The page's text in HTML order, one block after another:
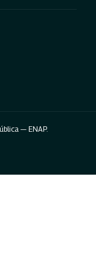
— ENAP.